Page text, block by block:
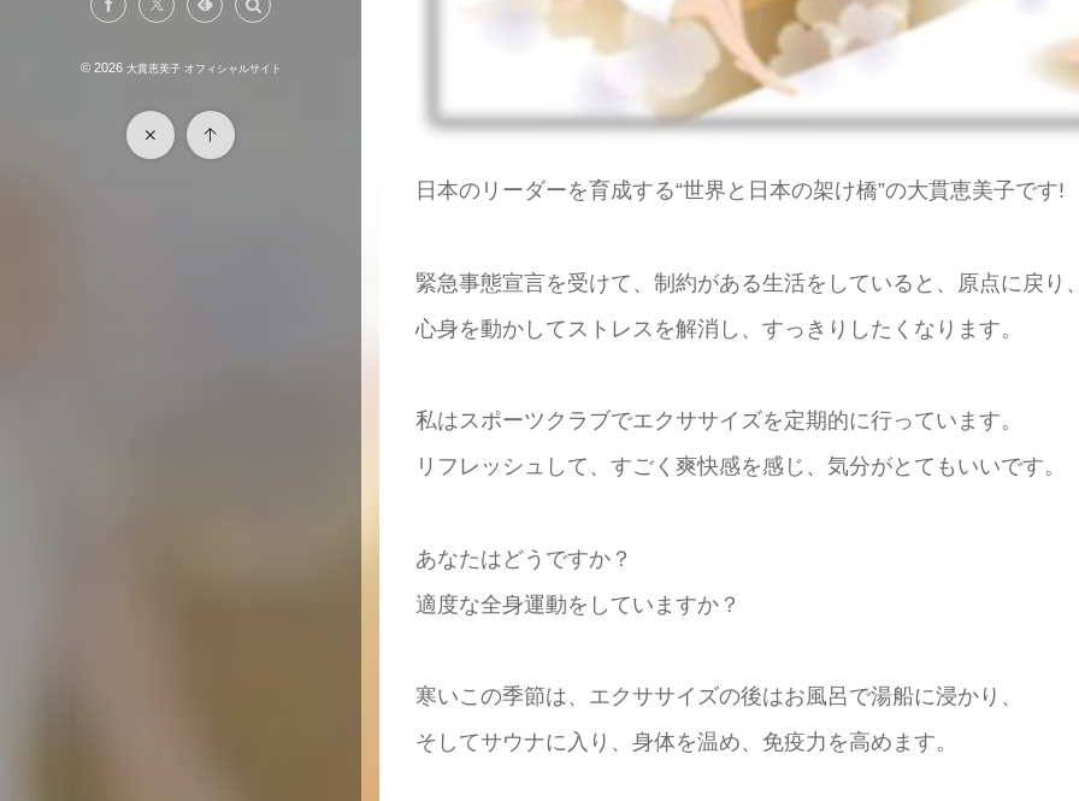
© 2026 大貫恵美子 オフィシャルサイト
日本のリーダーを育成する“世界と日本の架け橋”の大貫恵美子です!
緊急事態宣言を受けて、制約がある生活をしていると、原点に戻り
心身を動かしてストレスを解消し、すっきりしたくなります。
私はスポーツクラブでエクササイズを定期的に行っています。
リフレッシュして、すごく爽快感を感じ、気分がとてもいいです。
あなたはどうですか？
適度な全身運動をしていますか？
寒いこの季節は、エクササイズの後はお風呂で湯船に浸かり、
そしてサウナに入り、身体を温め、免疫力を高めます。